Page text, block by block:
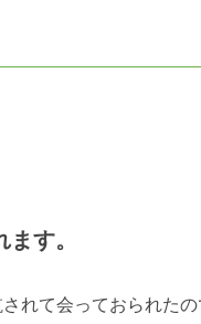
す。
れて会っておられた